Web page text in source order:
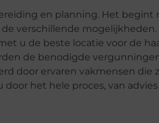
en planning. Het begint
verschillende mogelijkheden.
u de beste locatie voor de
de benodigde
door ervaren vakmensen die
het hele proces, van